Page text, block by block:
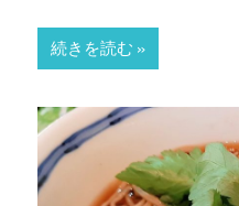
続きを読む